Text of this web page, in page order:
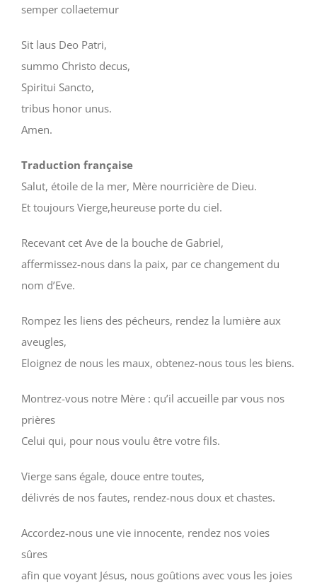
semper collaetemur
Sit laus Deo Patri,
summo Christo decus,
Spiritui Sancto,
tribus honor unus.
Amen.
Traduction française
Salut, étoile de la mer, Mère nourricière de Dieu.
Et toujours Vierge,heureuse porte du ciel.
Recevant cet Ave de la bouche de Gabriel,
affermissez-nous dans la paix, par ce changement du
nom d’Eve.
Rompez les liens des pécheurs, rendez la lumière aux
aveugles,
Eloignez de nous les maux, obtenez-nous tous les biens.
Montrez-vous notre Mère : qu’il accueille par vous nos
prières
Celui qui, pour nous voulu être votre fils.
Vierge sans égale, douce entre toutes,
délivrés de nos fautes, rendez-nous doux et chastes.
Accordez-nous une vie innocente, rendez nos voies
sûres
afin que voyant Jésus, nous goûtions avec vous les joies